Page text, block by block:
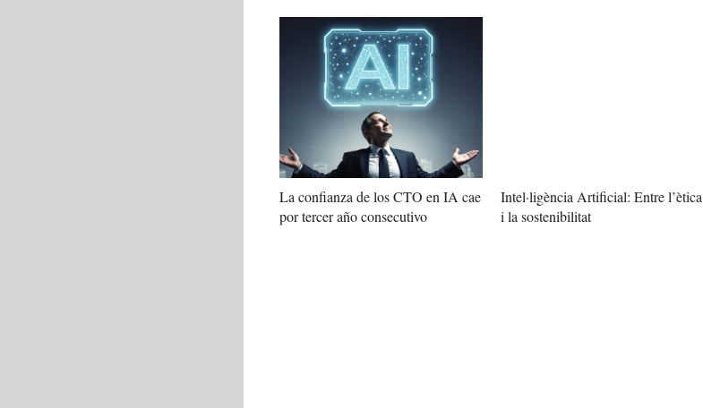
La confianza de los CTO en IA cae
por tercer año consecutivo
Intel·ligència Artificial: Entre l’ètica
i la sostenibilitat